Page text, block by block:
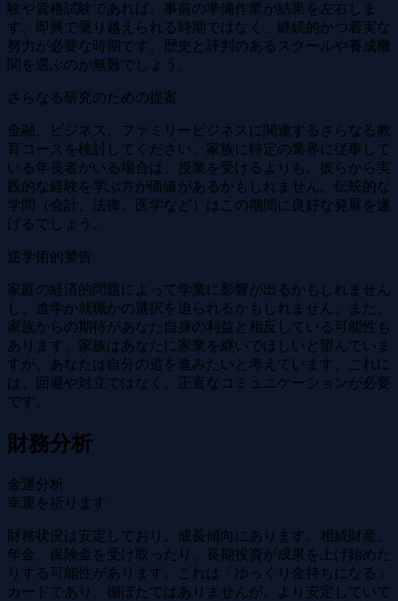
験や資格試験であれば、事前の準備作業が結果を左右しま
す。即興で乗り越えられる時期ではなく、継続的かつ着実な
努力が必要な時期です。歴史と評判のあるスクールや養成機
関を選ぶのが無難でしょう。
さらなる研究のための提案
金融、ビジネス、ファミリービジネスに関連するさらなる教
育コースを検討してください。家族に特定の業界に従事して
いる年長者がいる場合は、授業を受けるよりも、彼らから実
践的な経験を学ぶ方が価値があるかもしれません。伝統的な
学問（会計、法律、医学など）はこの期間に良好な発展を遂
げるでしょう。
逆学術的警告
家庭の経済的問題によって学業に影響が出るかもしれません
し、進学か就職かの選択を迫られるかもしれません。また、
家族からの期待があなた自身の利益と相反している可能性も
あります。家族はあなたに家業を継いでほしいと望んでいま
すが、あなたは自分の道を進みたいと考えています。これに
は、回避や対立ではなく、正直なコミュニケーションが必要
です。
財務分析
金運分析
幸運を祈ります
財務状況は安定しており、成長傾向にあります。相続財産、
年金、保険金を受け取ったり、長期投資が成果を上げ始めた
りする可能性があります。これは「ゆっくり金持ちになる」
カードであり、棚ぼたではありませんが、より安定していて